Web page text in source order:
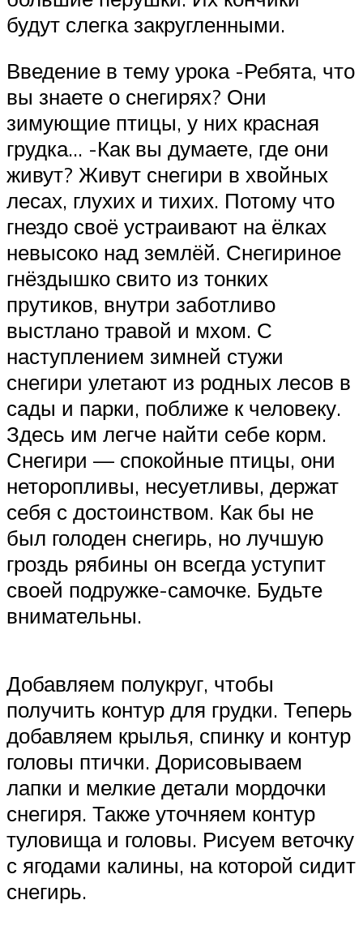
будут слегка закругленными.
Введение в тему урока -Ребята, что
вы знаете о снегирях? Они
зимующие птицы, у них красная
грудка… -Как вы думаете, где они
живут? Живут снегири в хвойных
лесах, глухих и тихих. Потому что
гнездо своё устраивают на ёлках
невысоко над землёй. Снегириное
гнёздышко свито из тонких
прутиков, внутри заботливо
выстлано травой и мхом. С
наступлением зимней стужи
снегири улетают из родных лесов в
сады и парки, поближе к человеку.
Здесь им легче найти себе корм.
Снегири — спокойные птицы, они
неторопливы, несуетливы, держат
себя с достоинством. Как бы не
был голоден снегирь, но лучшую
гроздь рябины он всегда уступит
своей подружке-самочке. Будьте
внимательны.
Добавляем полукруг, чтобы
получить контур для грудки. Теперь
добавляем крылья, спинку и контур
головы птички. Дорисовываем
лапки и мелкие детали мордочки
снегиря. Также уточняем контур
туловища и головы. Рисуем веточку
с ягодами калины, на которой сидит
снегирь.